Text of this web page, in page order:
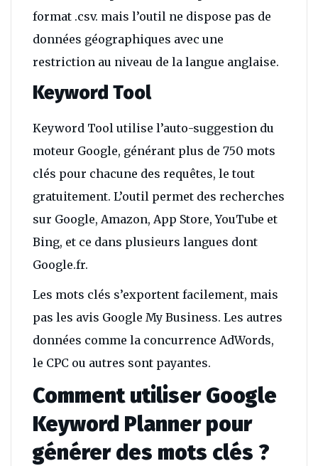
format .csv. mais l’outil ne dispose pas de
données géographiques avec une
restriction au niveau de la langue anglaise.
Keyword Tool
Keyword Tool utilise l’auto-suggestion du
moteur Google, générant plus de 750 mots
clés pour chacune des requêtes, le tout
gratuitement. L’outil permet des recherches
sur Google, Amazon, App Store, YouTube et
Bing, et ce dans plusieurs langues dont
Google.fr.
Les mots clés s’exportent facilement, mais
pas les avis Google My Business. Les autres
données comme la concurrence AdWords,
le CPC ou autres sont payantes.
Comment utiliser Google
Keyword Planner pour
générer des mots clés ?